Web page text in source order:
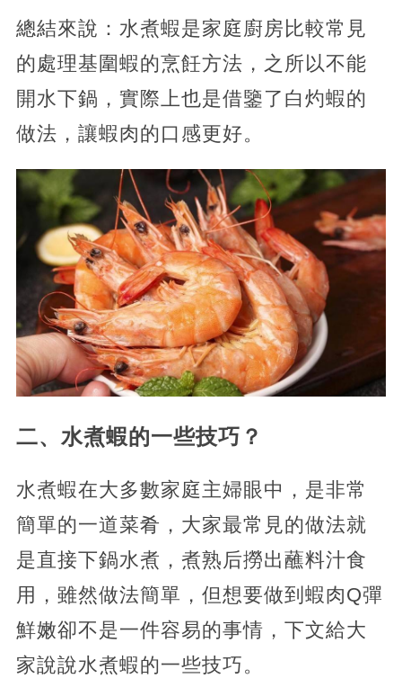
總結來說：水煮蝦是家庭廚房比較常見
的處理基圍蝦的烹飪方法，之所以不能
開水下鍋，實際上也是借鑒了白灼蝦的
做法，讓蝦肉的口感更好。
二、水煮蝦的一些技巧？
水煮蝦在大多數家庭主婦眼中，是非常
簡單的一道菜肴，大家最常見的做法就
是直接下鍋水煮，煮熟后撈出蘸料汁食
用，雖然做法簡單，但想要做到蝦肉Q彈
鮮嫩卻不是一件容易的事情，下文給大
家說說水煮蝦的一些技巧。